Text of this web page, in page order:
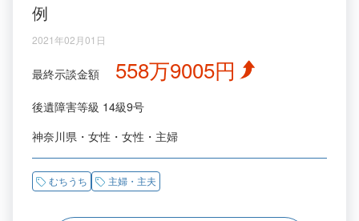
例
2021年02月01日
最終示談金額 558万9005円
後遺障害等級 14級9号
神奈川県
女性 女性 主婦
むちうち 主婦・主夫